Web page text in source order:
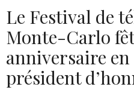
Le Festival de
Monte-Carlo
anniversaire en
président